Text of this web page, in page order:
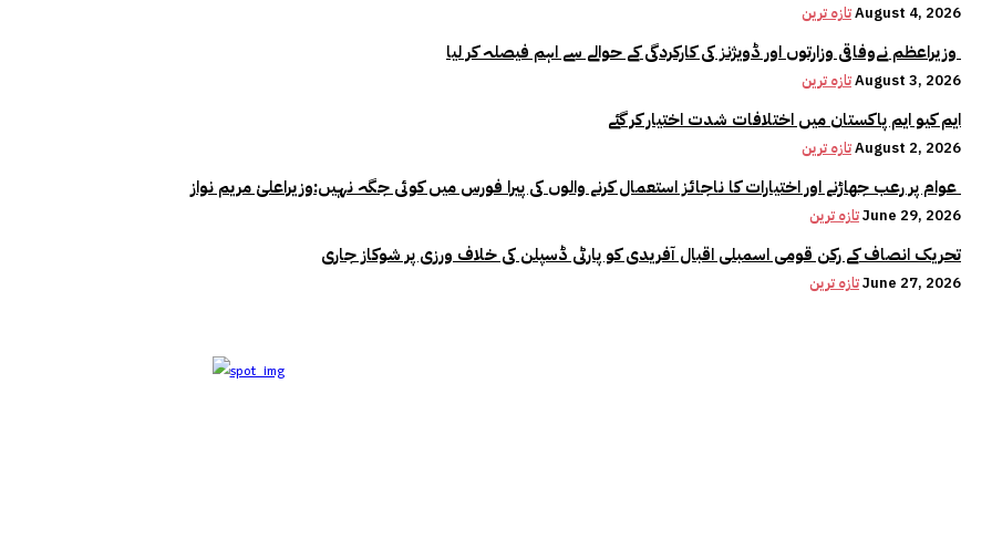
تازہ ترینAugust 4, 2026
تازہ ترینAugust 3, 2026
ایم کیو ایم پاکستان میں اختلافات شدت اختیار کر گئے
تازہ ترینAugust 2, 2026
تازہ ترینJune 29, 2026
تحریک انصاف کے رکن قومی اسمبلی اقبال آفریدی کو پارٹی ڈسپلن کی خلاف ورزی پر شوکاز جاری
تازہ ترینJune 27, 2026